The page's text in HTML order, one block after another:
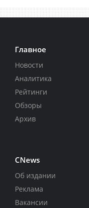
Главное
Новости
Аналитика
Рейтинги
Обзоры
Архив
CNews
Об издании
Реклама
Вакансии